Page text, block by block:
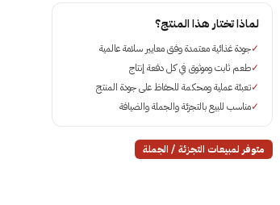
لماذا تختار هذا المنتج؟
✓جودة غذائية معتمدة وفق معايير سلامة عالمية
✓طعم ثابت وموثوق في كل دفعة إنتاج
✓تعبئة عملية ومحكمة للحفاظ على جودة المنتج
✓مناسب للبيع بالتجزئة والجملة والضيافة
متوفر لمبيعات التجزئة / الجملة